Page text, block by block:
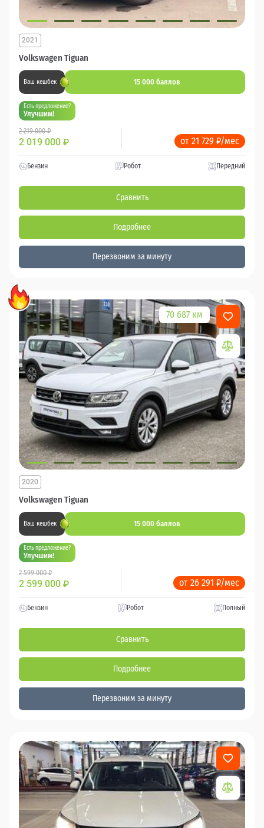
Volkswagen Tiguan
2021
Ваш кешбек 15 000 баллов
Есть предложение?
Улучшим!
2 219 000 ₽
2 019 000 ₽ от 21 729 ₽/мес
Бензин Робот Передний
Сравнить
Подробнее
Перезвоним за минуту
70 687 км
Volkswagen Tiguan
2020
Ваш кешбек 15 000 баллов
Есть предложение?
Улучшим!
2 599 000 ₽
2 599 000 ₽ от 26 291 ₽/мес
Бензин Робот Полный
Сравнить
Подробнее
Перезвоним за минуту